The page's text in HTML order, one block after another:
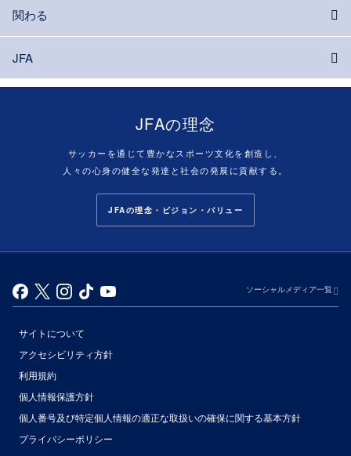
関わる
JFA
JFAの理念
サッカーを通じて豊かなスポーツ文化を創造し、
人々の心身の健全な発達と社会の発展に貢献する。
JFAの理念・ビジョン・バリュー
ソーシャルメディア一覧
サイトについて
アクセシビリティ方針
利用規約
個人情報保護方針
個人番号及び特定個人情報の適正な取扱いの確保に関する基本方針
プライバシーポリシー